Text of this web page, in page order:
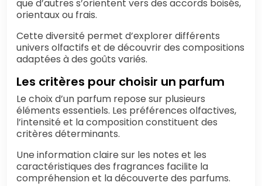
que d’autres s’orientent vers des accords boisés,
orientaux ou frais.
Cette diversité permet d’explorer différents
univers olfactifs et de découvrir des compositions
adaptées à des goûts variés.
Les critères pour choisir un parfum
Le choix d’un parfum repose sur plusieurs
éléments essentiels. Les préférences olfactives,
l’intensité et la composition constituent des
critères déterminants.
Une information claire sur les notes et les
caractéristiques des fragrances facilite la
compréhension et la découverte des parfums.